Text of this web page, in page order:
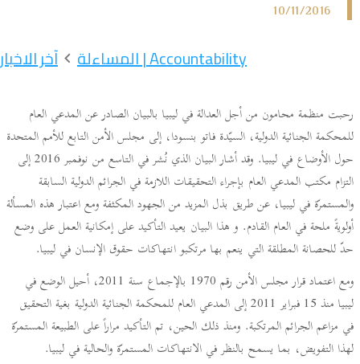
10/11/2016
آخر الاخبار Accountability | المساءلة
رحبت منظمة محامون من أجل العدالة في ليبيا بالبيان الصادر عن المدعي العام
للمحكمة الجنائية الدولية، السيّدة فاتو بنسودا، إلى مجلس الأمن التابع للأمم المتحدة
حول الأوضاع في ليبيا. وقد أشار البيان الذي نُشر في التاسع من نوفمبر 2016 إلى
التزام مكتب المدعي العام بإجراء التحقيقات اللازمة في الجرائم الدولية السابقة
والمستمرّة في ليبيا، عن طريق بذل المزيد من الجهود المكثفة ومع اعتبار هذه المسألة
أولويةً ملحة في العام القادم. و هذا البيان يعيد التأكيد على إمكانية العمل على وضع
حدّ للحصانة المطلقة التي ينعم بها مرتكبو انتهاكات حقوق الإنسان في ليبيا.
ومع اعتماد قرار مجلس الأمن رقم 1970 بالإجماع سنة 2011، أحيل الوضع في
ليبيا منذ 15 فبراير 2011 إلى المدعي العام للمحكمة الجنائية الدولية بغية التحقيق
في مزاعم الجرائم المرتكبة. ومنذ ذلك الحين، تم التأكيد مراراً على الطبيعة المستمرّة
لهذا التفويض، بما يسمح بالنظر في الانتهاكات المستمرّة والحالية في ليبيا.